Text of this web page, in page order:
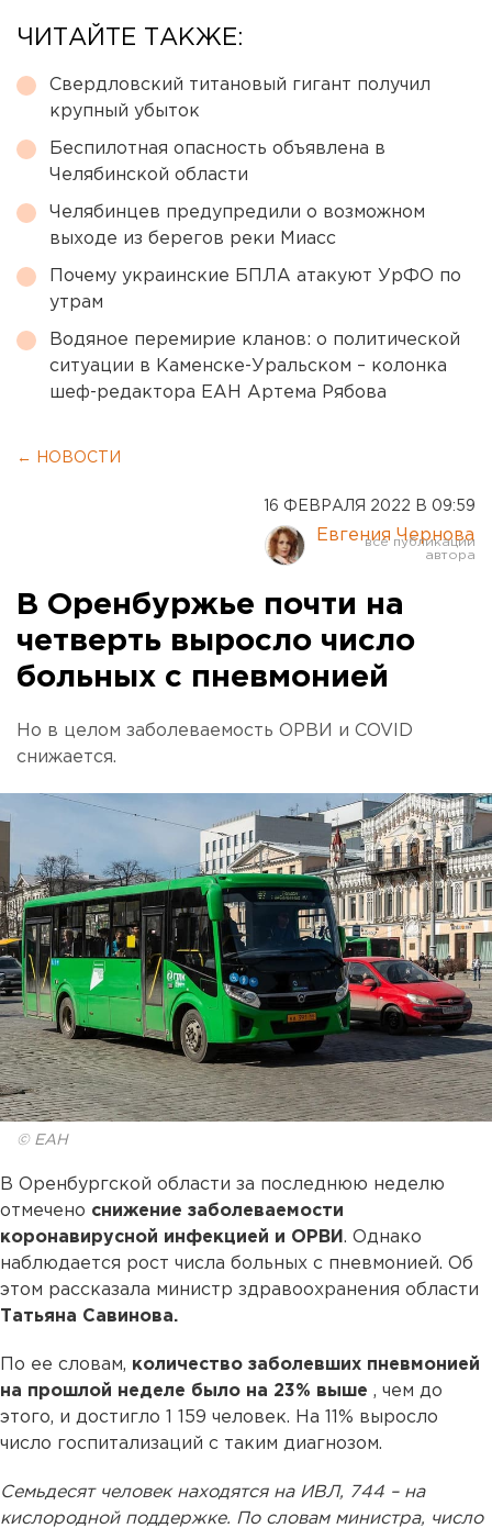
ЧИТАЙТЕ ТАКЖЕ:
Свердловский титановый гигант получил
крупный убыток
Беспилотная опасность объявлена в
Челябинской области
Челябинцев предупредили о возможном
выходе из берегов реки Миасс
Почему украинские БПЛА атакуют УрФО по
утрам
Водяное перемирие кланов: о политической
ситуации в Каменске-Уральском – колонка
шеф-редактора ЕАН Артема Рябова
← НОВОСТИ
16 ФЕВРАЛЯ 2022 В 09:59
Евгения Чернова
В Оренбуржье почти на
четверть выросло число
больных с пневмонией
Но в целом заболеваемость ОРВИ и COVID
снижается.
© ЕАН
В Оренбургской области за последнюю неделю
отмечено снижение заболеваемости
коронавирусной инфекцией и ОРВИ . Однако
наблюдается рост числа больных с пневмонией. Об
этом рассказала министр здравоохранения области
Татьяна Савинова.
По ее словам, количество заболевших пневмонией
на прошлой неделе было на 23% выше , чем до
этого, и достигло 1 159 человек. На 11% выросло
число госпитализаций с таким диагнозом.
Семьдесят человек находятся на ИВЛ, 744 – на
кислородной поддержке. По словам министра, число